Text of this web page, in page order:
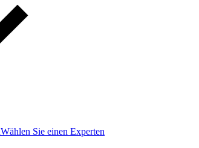
Wählen Sie einen Experten